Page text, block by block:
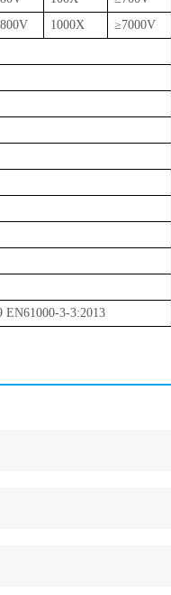
1000X ≥7000V
3-3:2013